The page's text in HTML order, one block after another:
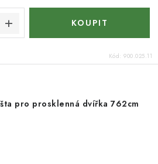
Kód: 900.025.11
pro prosklenná dvířka 762cm